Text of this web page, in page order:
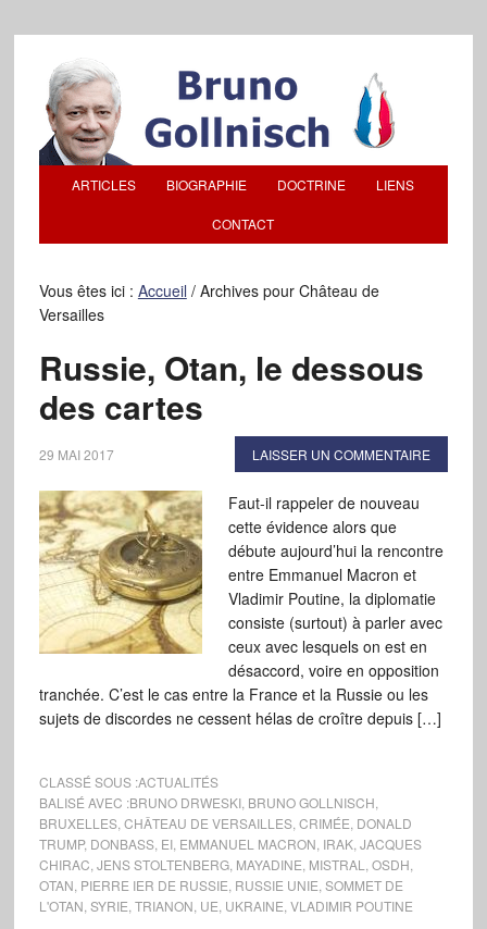
ARTICLES BIOGRAPHIE DOCTRINE LIENS
CONTACT
Vous êtes ici : Accueil /Archives pour Château de
Versailles
Russie, Otan, le dessous
des cartes
29 MAI 2017 LAISSER UN COMMENTAIRE
Faut-il rappeler de nouveau
cette évidence alors que
débute aujourd’hui la rencontre
entre Emmanuel Macron et
Vladimir Poutine, la diplomatie
consiste (surtout) à parler avec
ceux avec lesquels on est en
désaccord, voire en opposition
tranchée. C’est le cas entre la France et la Russie ou les
sujets de discordes ne cessent hélas de croître depuis […]
CLASSÉ SOUS :ACTUALITÉS
BALISÉ AVEC :BRUNO DRWESKI, BRUNO GOLLNISCH
BRUXELLES, CHÂTEAU DE VERSAILLES, CRIMÉE DONALD
TRUMP, DONBASS, EI, EMMANUEL MACRON IRAK, JACQUES
CHIRAC JENS STOLTENBERG, MAYADINE MISTRAL OSDH
OTAN PIERRE IER DE RUSSIE RUSSIE UNIE SOMMET DE
L'OTAN SYRIE TRIANON UE UKRAINE VLADIMIR POUTINE